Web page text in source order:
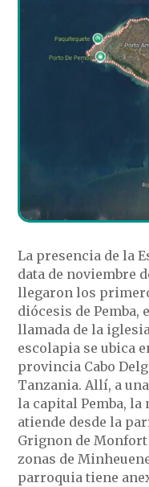
La presencia de la
data de noviembre
llegaron los
diócesis de Pemba,
llamada de la
escolapia se ubica
provincia Cabo
Tanzania. Allí, a
la capital Pemba,
atiende desde la
Grignon de Monfort
zonas de
parroquia tiene